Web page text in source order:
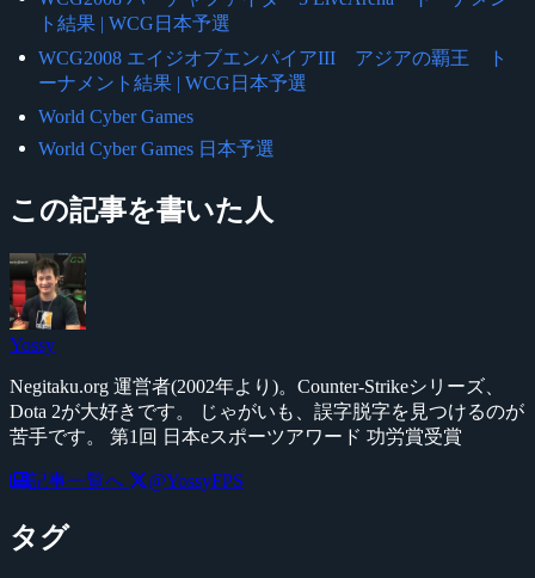
ト結果 | WCG日本予選
WCG2008 エイジオブエンパイアIII アジアの覇王 ト
ーナメント結果 | WCG日本予選
World Cyber Games
World Cyber Games 日本予選
この記事を書いた人
Yossy
Negitaku.org 運営者(2002年より)。Counter-Strikeシリーズ、
Dota 2が大好きです。 じゃがいも、誤字脱字を見つけるのが
苦手です。 第1回 日本eスポーツアワード 功労賞受賞
記事一覧へ @YossyFPS
タグ